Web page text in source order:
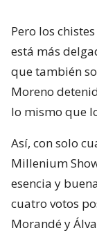
Pero los
está más
que también
Moreno
lo mismo que
Así, con solo
Millenium
esencia y
cuatro votos
Morandé y